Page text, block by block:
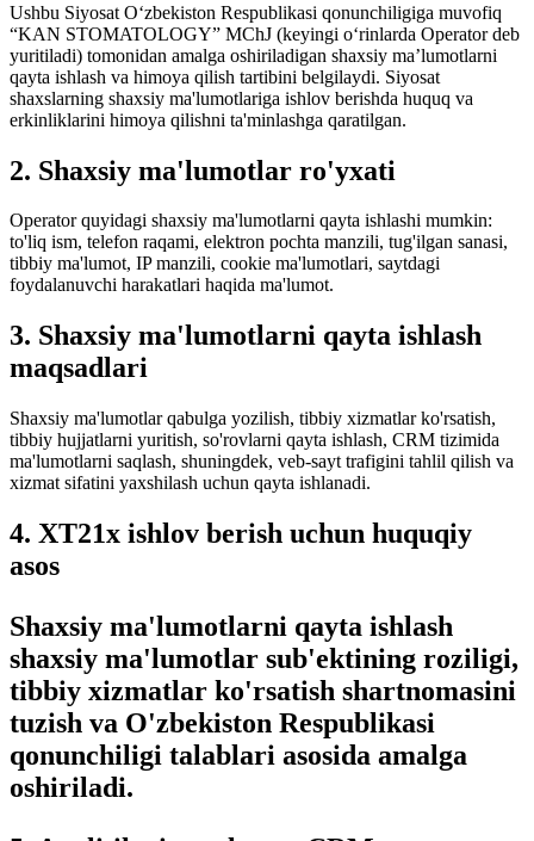
Ushbu Siyosat O‘zbekiston Respublikasi qonunchiligiga muvofiq
“KAN STOMATOLOGY” MChJ (keyingi o‘rinlarda Operator deb
yuritiladi) tomonidan amalga oshiriladigan shaxsiy ma’lumotlarni
qayta ishlash va himoya qilish tartibini belgilaydi. Siyosat
shaxslarning shaxsiy ma'lumotlariga ishlov berishda huquq va
erkinliklarini himoya qilishni ta'minlashga qaratilgan.
2. Shaxsiy ma'lumotlar ro'yxati
Operator quyidagi shaxsiy ma'lumotlarni qayta ishlashi mumkin:
to'liq ism, telefon raqami, elektron pochta manzili, tug'ilgan sanasi,
tibbiy ma'lumot, IP manzili, cookie ma'lumotlari, saytdagi
foydalanuvchi harakatlari haqida ma'lumot.
3. Shaxsiy ma'lumotlarni qayta ishlash
maqsadlari
Shaxsiy ma'lumotlar qabulga yozilish, tibbiy xizmatlar ko'rsatish,
tibbiy hujjatlarni yuritish, so'rovlarni qayta ishlash, CRM tizimida
ma'lumotlarni saqlash, shuningdek, veb-sayt trafigini tahlil qilish va
xizmat sifatini yaxshilash uchun qayta ishlanadi.
4. XT21x ishlov berish uchun huquqiy
asos
Shaxsiy ma'lumotlarni qayta ishlash
shaxsiy ma'lumotlar sub'ektining roziligi,
tibbiy xizmatlar ko'rsatish shartnomasini
tuzish va O'zbekiston Respublikasi
qonunchiligi talablari asosida amalga
oshiriladi.